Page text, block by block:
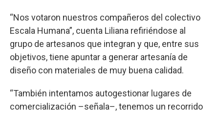
“Nos votaron nuestros compañeros del colectivo
Escala Humana”, cuenta Liliana refiriéndose al
grupo de artesanos que integran y que, entre sus
objetivos, tiene apuntar a generar artesanía de
diseño con materiales de muy buena calidad.
“También intentamos autogestionar lugares de
comercialización –señala–, tenemos un recorrido